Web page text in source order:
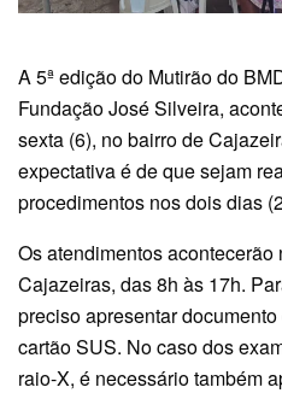
A 5ª edição do Mutirão do
Fundação José Silveira,
sexta (6), no bairro de
expectativa é de que sejam
procedimentos nos dois dias
Os atendimentos
Cajazeiras, das 8h às 17h.
preciso apresentar
cartão SUS. No caso dos
raio-X, é necessário também